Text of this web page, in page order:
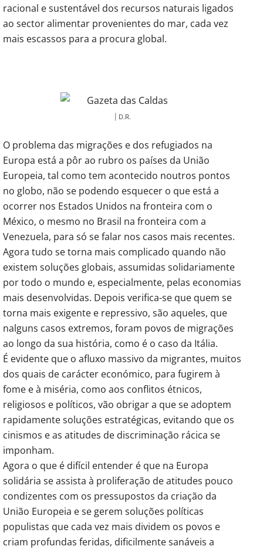
racional e sustentável dos recursos naturais ligados
ao sector alimentar provenientes do mar, cada vez
mais escassos para a procura global.
| D.R.
O problema das migrações e dos refugiados na
Europa está a pôr ao rubro os países da União
Europeia, tal como tem acontecido noutros pontos
no globo, não se podendo esquecer o que está a
ocorrer nos Estados Unidos na fronteira com o
México, o mesmo no Brasil na fronteira com a
Venezuela, para só se falar nos casos mais recentes.
Agora tudo se torna mais complicado quando não
existem soluções globais, assumidas solidariamente
por todo o mundo e, especialmente, pelas economias
mais desenvolvidas. Depois verifica-se que quem se
torna mais exigente e repressivo, são aqueles, que
nalguns casos extremos, foram povos de migrações
ao longo da sua história, como é o caso da Itália.
É evidente que o afluxo massivo da migrantes, muitos
dos quais de carácter económico, para fugirem à
fome e à miséria, como aos conflitos étnicos,
religiosos e políticos, vão obrigar a que se adoptem
rapidamente soluções estratégicas, evitando que os
cinismos e as atitudes de discriminação rácica se
imponham.
Agora o que é difícil entender é que na Europa
solidária se assista à proliferação de atitudes pouco
condizentes com os pressupostos da criação da
União Europeia e se gerem soluções políticas
populistas que cada vez mais dividem os povos e
criam profundas feridas, dificilmente sanáveis a